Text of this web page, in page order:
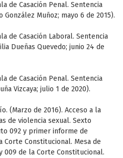
de Casación Penal. Sentencia
González Muñoz; mayo 6 de 2015).
de Casación Laboral. Sentencia
Dueñas Quevedo; junio 24 de
de Casación Penal. Sentencia
Vizcaya; julio 1 de 2020).
(Marzo de 2016). Acceso a la
de violencia sexual. Sexto
092 y primer informe de
Constitucional. Mesa de
009 de la Corte Constitucional.